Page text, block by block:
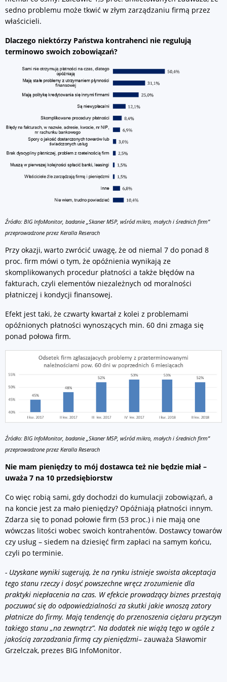
sedno problemu może tkwić w złym zarządzaniu firmą przez
właścicieli.
Dlaczego niektórzy Państwa kontrahenci nie regulują
terminowo swoich zobowiązań?
Źródło: BIG InfoMonitor, badanie „Skaner MSP, wśród mikro, małych i średnich firm”
przeprowadzone przez Keralla Reserach
Przy okazji, warto zwrócić uwagę, że od niemal 7 do ponad 8
proc. firm mówi o tym, że opóźnienia wynikają ze
skomplikowanych procedur płatności a także błędów na
fakturach, czyli elementów niezależnych od moralności
płatniczej i kondycji finansowej.
Efekt jest taki, że czwarty kwartał z kolei z problemami
opóźnionych płatności wynoszących min. 60 dni zmaga się
ponad połowa firm.
Źródło: BIG InfoMonitor, badanie „Skaner MSP, wśród mikro, małych i średnich firm”
przeprowadzone przez Keralla Reserach
Nie mam pieniędzy to mój dostawca też nie będzie miał –
uważa 7 na 10 przedsiębiorstw
Co więc robią sami, gdy dochodzi do kumulacji zobowiązań, a
na koncie jest za mało pieniędzy? Opóźniają płatności innym.
Zdarza się to ponad połowie firm (53 proc.) i nie mają one
wówczas litości wobec swoich kontrahentów. Dostawcy towarów
czy usług – siedem na dziesięć firm zapłaci na samym końcu,
czyli po terminie.
- Uzyskane wyniki sugerują, że na rynku istnieje swoista akceptacja
tego stanu rzeczy i dosyć powszechne wręcz zrozumienie dla
praktyki niepłacenia na czas. W efekcie prowadzący biznes przestają
poczuwać się do odpowiedzialności za skutki jakie wnoszą zatory
płatnicze do firmy. Mają tendencję do przenoszenia ciężaru przyczyn
takiego stanu „na zewnątrz”. Na dodatek nie wiążą tego w ogóle z
jakością zarzadzania firmą czy pieniędzmi– zauważa Sławomir
Grzelczak, prezes BIG InfoMonitor.